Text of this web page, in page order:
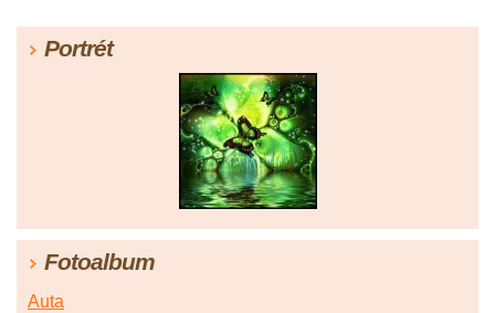
Portrét
Fotoalbum
Auta